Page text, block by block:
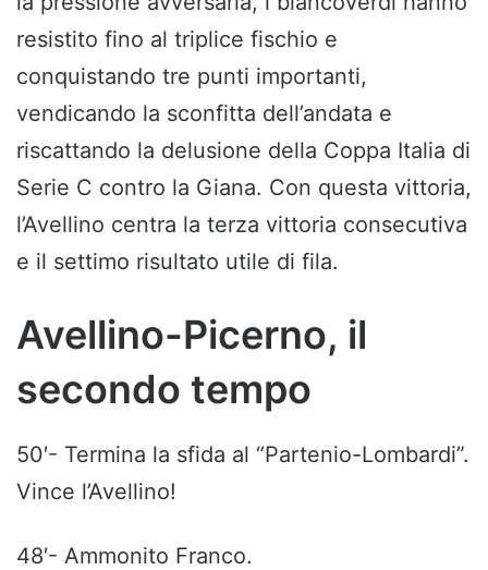
resistito fino al triplice fischio e
conquistando tre punti importanti,
vendicando la sconfitta dell’andata e
riscattando la delusione della Coppa Italia di
Serie C contro la Giana. Con questa vittoria,
l’Avellino centra la terza vittoria consecutiva
e il settimo risultato utile di fila.
Avellino-Picerno, il
secondo tempo
50′- Termina la sfida al “Partenio-Lombardi”.
Vince l’Avellino!
48′- Ammonito Franco.